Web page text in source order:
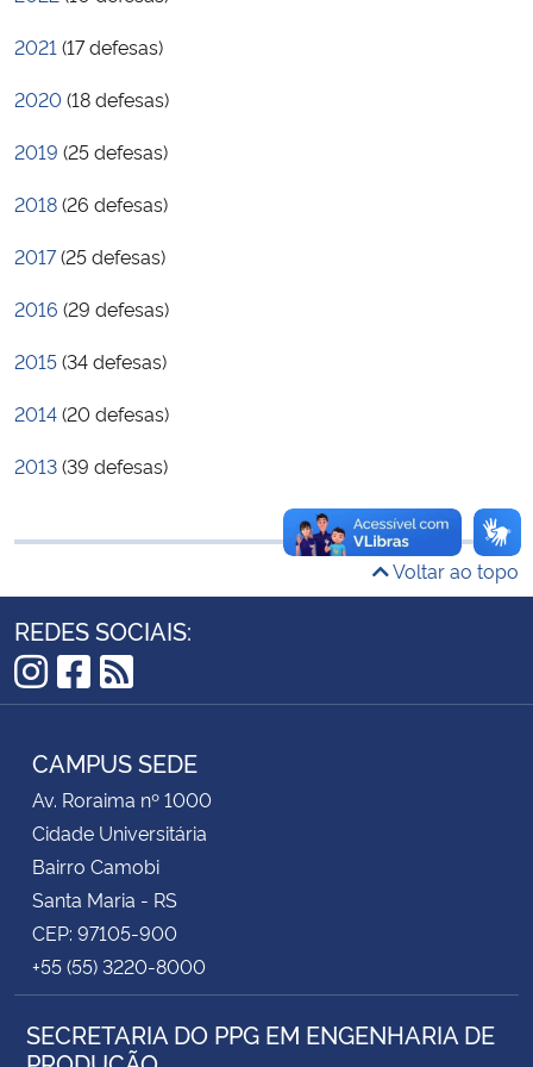
Ministério de Minas e Energia
Ministério da Ciência, Tecnologia, Inovações e Comunicações
Ministério do Meio Ambiente
Controladoria-Geral da União
Ministério da Mulher, da Família e dos Direitos Humanos
Secretaria de Governo
Advocacia-Geral da União
Banco Central do Brasil
Planalto
2021 (17 defesas)
2020 (18 defesas)
2019 (25 defesas)
2018(26 defesas)
2017(25 defesas)
2016 (29 defesas)
2015(34 defesas)
2014(20 defesas)
2013(39 defesas)
Voltar ao topo
REDES SOCIAIS:
Instagram
Facebook
RSS
CAMPUS SEDE
Av. Roraima nº 1000
Cidade Universitária
Bairro Camobi
Santa Maria - RS
CEP: 97105-900
+55 (55) 3220-8000
SECRETARIA DO PPG EM ENGENHARIA DE